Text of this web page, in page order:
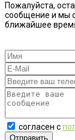
Пожалуйста,
сообщение и мы
ближайшее
согласен с
Отправить